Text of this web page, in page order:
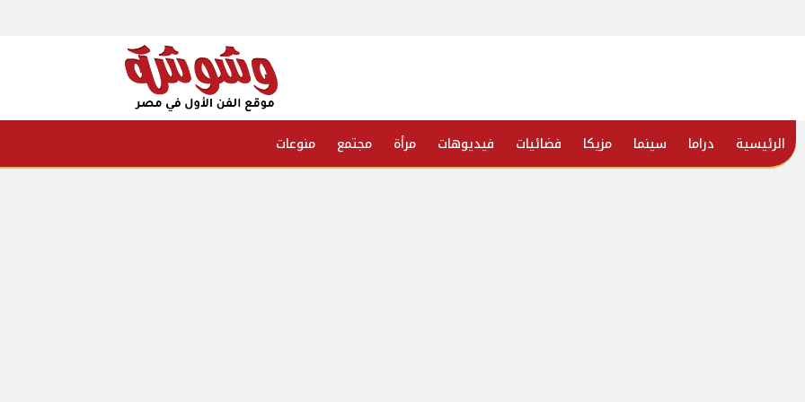
الرئيسية دراما سينما مزيكا فضائيات فيديوهات مرأة مجتمع منوعات